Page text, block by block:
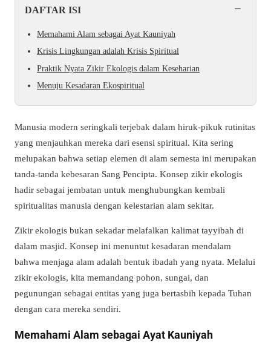
DAFTAR ISI −
Memahami Alam sebagai Ayat Kauniyah
Krisis Lingkungan adalah Krisis Spiritual
Praktik Nyata Zikir Ekologis dalam Keseharian
Menuju Kesadaran Ekospiritual
Manusia modern seringkali terjebak dalam hiruk-pikuk rutinitas
yang menjauhkan mereka dari esensi spiritual. Kita sering
melupakan bahwa setiap elemen di alam semesta ini merupakan
tanda-tanda kebesaran Sang Pencipta. Konsep zikir ekologis
hadir sebagai jembatan untuk menghubungkan kembali
spiritualitas manusia dengan kelestarian alam sekitar.
Zikir ekologis bukan sekadar melafalkan kalimat tayyibah di
dalam masjid. Konsep ini menuntut kesadaran mendalam
bahwa menjaga alam adalah bentuk ibadah yang nyata. Melalui
zikir ekologis, kita memandang pohon, sungai, dan
pegunungan sebagai entitas yang juga bertasbih kepada Tuhan
dengan cara mereka sendiri.
Memahami Alam sebagai Ayat Kauniyah